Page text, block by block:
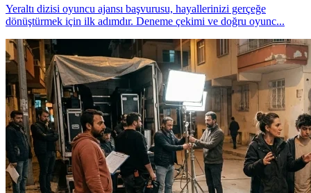
Yeraltı dizisi oyuncu ajansı başvurusu, hayallerinizi gerçeğe
dönüştürmek için ilk adımdır. Deneme çekimi ve doğru oyunc...